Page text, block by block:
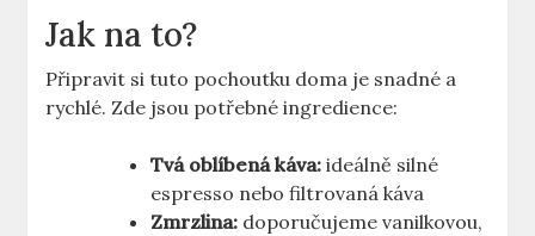
Jak na to?
Připravit si tuto pochoutku ‌doma je snadné a
rychlé. Zde jsou potřebné ingredience:
Tvá oblíbená káva: ideálně silné
espresso nebo filtrovaná káva
Zmrzlina: ⁣doporučujeme vanilkovou,